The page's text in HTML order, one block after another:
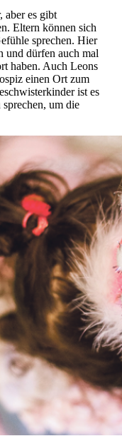
aber es gibt
Eltern können sich
sprechen. Hier
und dürfen auch mal
haben. Auch Leons
einen Ort zum
ist es
um die